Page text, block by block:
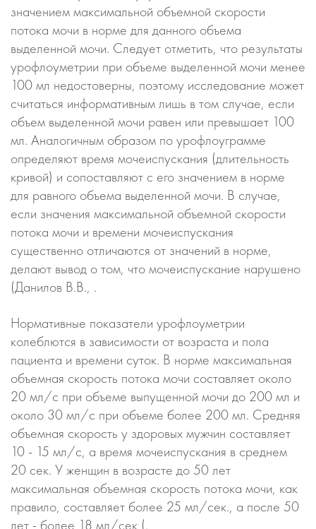
значением максимальной объемной скорости
потока мочи в норме для данного объема
выделенной мочи. Следует отметить, что результаты
урофлоуметрии при объеме выделенной мочи менее
100 мл недостоверны, поэтому исследование может
считаться информативным лишь в том случае, если
объем выделенной мочи равен или превышает 100
мл. Аналогичным образом по урофлоуграмме
определяют время мочеиспускания (длительность
кривой) и сопоставляют с его значением в норме
для равного объема выделенной мочи. В случае,
если значения максимальной объемной скорости
потока мочи и времени мочеиспускания
существенно отличаются от значений в норме,
делают вывод о том, что мочеиспускание нарушено
(Данилов В.В., .
Нормативные показатели урофлоуметрии
колеблются в зависимости от возраста и пола
пациента и времени суток. В норме максимальная
объемная скорость потока мочи составляет около
20 мл/с при объеме выпущенной мочи до 200 мл и
около 30 мл/с при объеме более 200 мл. Средняя
объемная скорость у здоровых мужчин составляет
10 - 15 мл/с, а время мочеиспускания в среднем
20 сек. У женщин в возрасте до 50 лет
максимальная объемная скорость потока мочи, как
правило, составляет более 25 мл/сек., а после 50
лет - более 18 мл/сек (.